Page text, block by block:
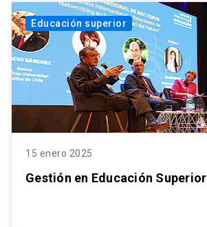
Educación superior
15 enero 2025
Gestión en Educación Superior